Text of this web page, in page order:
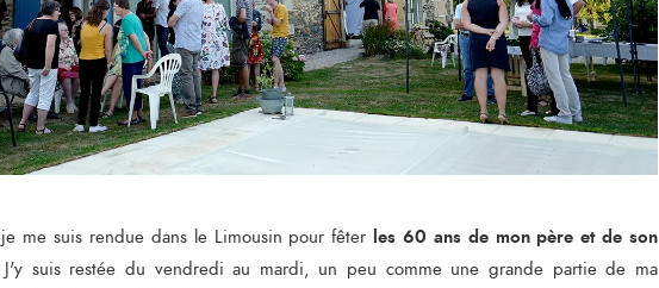
me suis rendue dans le Limousin pour fêter les 60 ans de mon père et de son
suis restée du vendredi au mardi, un peu comme une grande partie de ma